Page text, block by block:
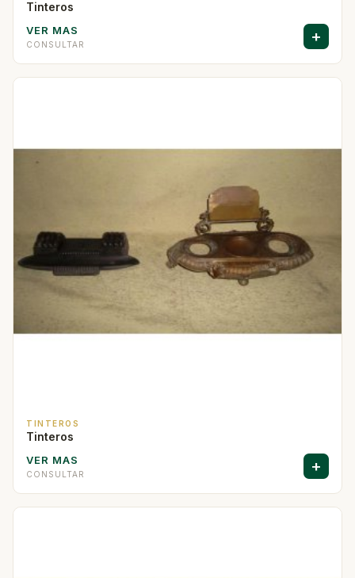
Tinteros
VER MAS
CONSULTAR +
TINTEROS
Tinteros
VER MAS
CONSULTAR +